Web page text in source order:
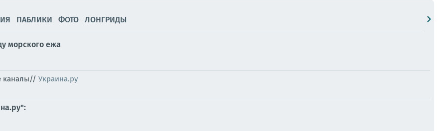
ПАБЛИКИ ФОТО ЛОНГРИДЫ
морского ежа
каналы// Украина.ру